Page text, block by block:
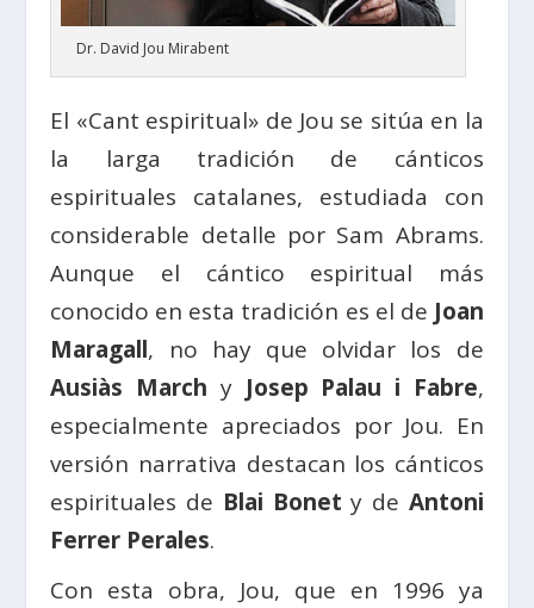
Dr. David Jou Mirabent
El «Cant espiritual» de Jou se sitúa en la
la larga tradición de cánticos
espirituales catalanes, estudiada con
considerable detalle por Sam Abrams.
Aunque el cántico espiritual más
conocido en esta tradición es el de Joan
Maragall, no hay que olvidar los de
Ausiàs March y Josep Palau i Fabre,
especialmente apreciados por Jou. En
versión narrativa destacan los cánticos
espirituales de Blai Bonet y de Antoni
Ferrer Perales.
Con esta obra, Jou, que en 1996 ya